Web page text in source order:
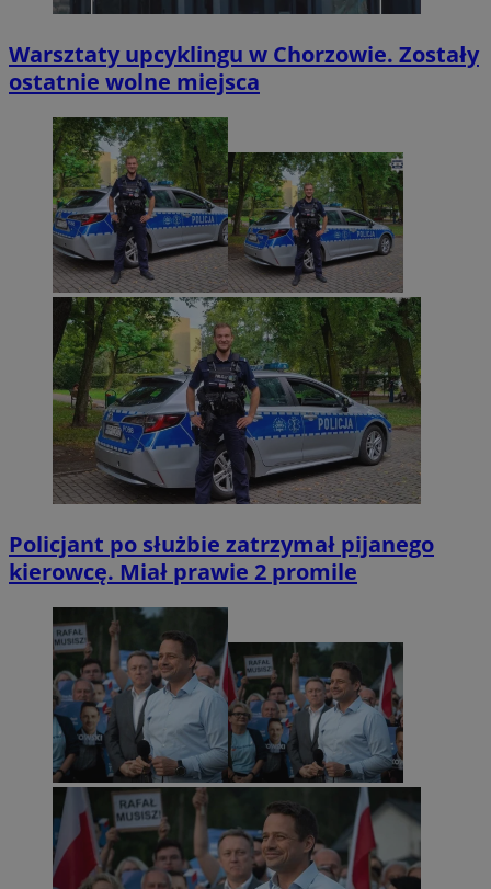
Warsztaty upcyklingu w Chorzowie. Zostały
ostatnie wolne miejsca
Policjant po służbie zatrzymał pijanego
kierowcę. Miał prawie 2 promile